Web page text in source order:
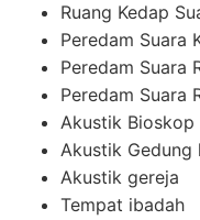
Ruang Kedap
Peredam Suara
Peredam Suara
Peredam Suara
Akustik Bioskop
Akustik Gedung
Akustik gereja
Tempat ibadah